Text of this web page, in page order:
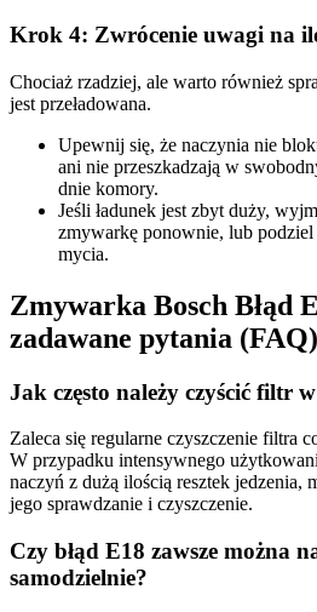
Krok 4: Zwrócenie uwagi na
Chociaż rzadziej, ale warto również
jest przeładowana.
Upewnij się, że naczynia nie
ani nie przeszkadzają w
dnie komory.
Jeśli ładunek jest zbyt duży,
zmywarkę ponownie, lub podziel
mycia.
Zmywarka Bosch Błąd
zadawane pytania (FAQ)
Jak często należy czyścić filtr
Zaleca się regularne czyszczenie filtra
W przypadku intensywnego
naczyń z dużą ilością resztek jedzenia,
jego sprawdzanie i czyszczenie.
Czy błąd E18 zawsze można
samodzielnie?